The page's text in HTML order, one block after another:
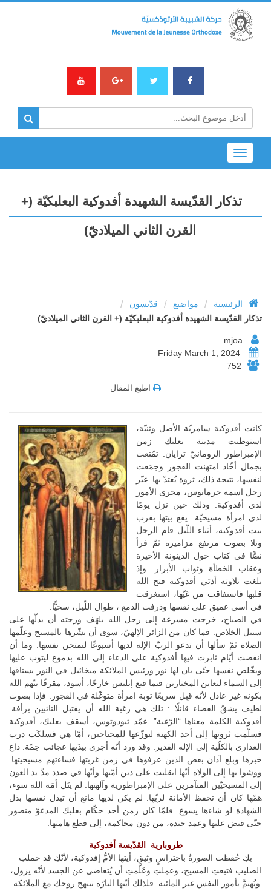
Toggle
navigation
تذكار القدّيسة الشهيدة أفدوكية البعلبكيّة (+
القرن الثاني الميلاديّ)
الرئيسية / مواضيع / قدّيسون /
تذكار القدّيسة الشهيدة أفدوكية البعلبكيّة (+ القرن الثاني الميلاديّ)
752
اطبع المقال
كانت أفدوكية سامريّة الأصل وثنيّة،
استوطنت مدينة بعلبك زمن
الإمبراطور الرومانيّ ترايان. تمّتعت
بجمال أخّاذ امتهنت الفجور وجمَعت
لنفسها، نتيجة ذلك، ثروة يُعتدّ بها. غيّر
رجل اسمه جرمانوس، مجرى الأمور
لدى أفدوكية. وذلك حين نزل يومًا
لدى امرأة مسيحيّة يقع بيتها بقرب
بيت أفدوكية، أثناء اللّيل قام الرجل
وتلا بصوت مرتفع مزاميره ثمّ قرأ
نصًّا في كتاب حول الدينونة الأخيرة
وعقاب الخطأة وثواب الأبرار. وإذ
بلغت تلاوته أذنَي أفدوكية فتح الله
قلبها فاستفاقت من غيّها، استغرقت
في أسى عميق على نفسها وذرفت الدمع ، طوال اللّيل، سخيًّا.
في الصباح، خرجت مسرعة إلى رجل الله بلهَف ورجته أن يدلّها على
سبيل الخلاص. فما كان من الزائر الإلهيّ، سوى أن بشّرها بالمسيح وعلّمها
الصلاة ثمّ سألها أن تدعو الربّ الإله لديها أسبوعًا لتمتحن نفسها. وما أن
انقضت أيّام ثابرت فيها أفدوكية على الدعاء إلى الله بدموع ليتوب عليها
ويخّلص نفسها حتّى بان لها نور ورئيس الملائكة ميخائيل في النور يستاقها
إلى السماء لتعاين المختارين فيما قبع إبليس خارجًا، أسود، مقرفًا يتّهم الله
بكونه غير عادل لأنّه قبِل سريعًا توبة امرأة متوغّلة في الفجور. فإذا بصوت
لطيف يشقّ الفضاء قائلًا : تلك هي رغبة الله أن يقتبل التائبين برأفة.
أفدوكية الكلمة معناها “الرّغبة”. عمّد ثيودوتوس، أسقف بعلبك، أفدوكية
فسلّمت ثروتها إلى أحد الكهنة ليوزّعها للمحتاجين، أمّا هي فسلكَت درب
العذارى بالكلّية إلى الإله القدير. وقد ورد أنّه أجرى بيدَيها عجائب جمّة. ذاع
خبرها وبلغ آذان بعض الذين عرفوها في زمن غربتها فساءتهم مسيحيتها.
ووشوا بها إلى الولاة أنّها انقلبت على دين أمّتها وأنّها في صدد مدّ يد العون
إلى المسيحيّين المتآمرين على الإمبراطورية وآلهتها. لم ينَل أمَة الله سوء،
همّها كان أن تحفظ الأمانة لربّها. لم يكن لديها مانع أن تبذل نفسها بذل
الشهادة لو شاءها يسوع. فلمّا كان زمن أحد حكّام بعلبك المدعوّ منصور
حتّى قبض عليها وعمد جنده، من دون محاكمة، إلى قطع هامتها.
طروبارية القدّيسة أفدوكية
بكِ حُفظت الصورةُ باحتراسٍ وثيق، أيتها الأمُّ إفدوكية، لأنّكِ قد حملتِ
الصليب فتبعتِ المسيح، وعمِلتِ وعَلَّمتِ أن يُتغاضى عن الجسد لأنّه يزول،
ويُهتمَّ بأمور النفس غير المائتة. فلذلك أيّتها البارّة تبتهج روحك مع الملائكة.